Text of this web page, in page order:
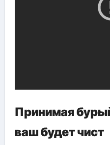
Принимая
ваш будет чист